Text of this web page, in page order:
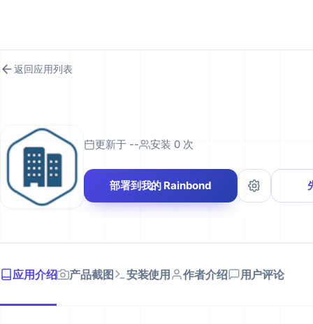
返回应用列表
更新于 -- 安装 0 次
部署到我的 Rainbond
应用介绍 产品截图 安装使用 作者介绍 用户评论